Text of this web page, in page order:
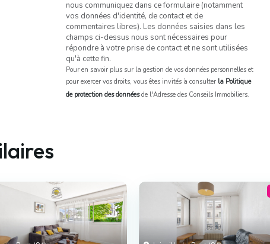
nous communiquez dans ce formulaire (notamment
vos données d'identité, de contact et de
commentaires libres). Les données saisies dans les
champs ci-dessus nous sont nécessaires pour
répondre à votre prise de contact et ne sont utilisées
qu'à cette fin.
Pour en savoir plus sur la gestion de vos données personnelles et
pour exercer vos droits, vous êtes invités à consulter la Politique
de protection des donnéesde l'Adresse des Conseils Immobiliers.